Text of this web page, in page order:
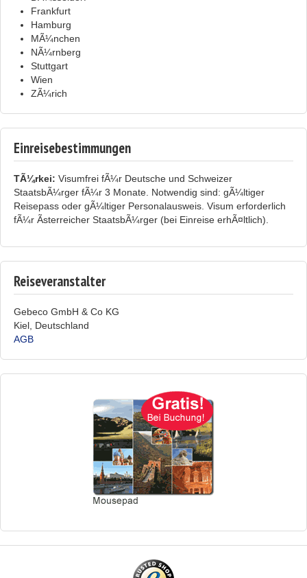
Frankfurt
Hamburg
MÃ¼nchen
NÃ¼rnberg
Stuttgart
Wien
ZÃ¼rich
Einreisebestimmungen
TÃ¼rkei: Visumfrei fÃ¼r Deutsche und Schweizer
StaatsbÃ¼rger fÃ¼r 3 Monate. Notwendig sind: gÃ¼ltiger
Reisepass oder gÃ¼ltiger Personalausweis. Visum erforderlich
fÃ¼r Ãsterreicher StaatsbÃ¼rger (bei Einreise erhÃ¤ltlich).
Reiseveranstalter
Gebeco GmbH & Co KG
Kiel, Deutschland
AGB